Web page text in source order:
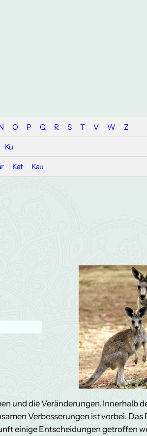
O P Q R S T V W Z
Ku
Kat Kau
und die Veränderungen. Innerhalb
Verbesserungen ist vorbei.
einige Entscheidungen getroffen